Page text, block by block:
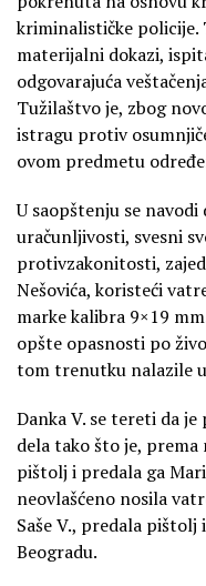
kriminalističke policije.
materijalni dokazi,
odgovarajuća
Tužilaštvo je, zbog
istragu protiv
ovom predmetu
U saopštenju se navodi
uračunljivosti, svesni
protivzakonitosti,
Nešovića, koristeći
marke kalibra 9×19
opšte opasnosti po
tom trenutku nalazile
Danka V. se tereti da
dela tako što je,
pištolj i predala ga
neovlašćeno nosila
Saše V., predala
Beogradu.